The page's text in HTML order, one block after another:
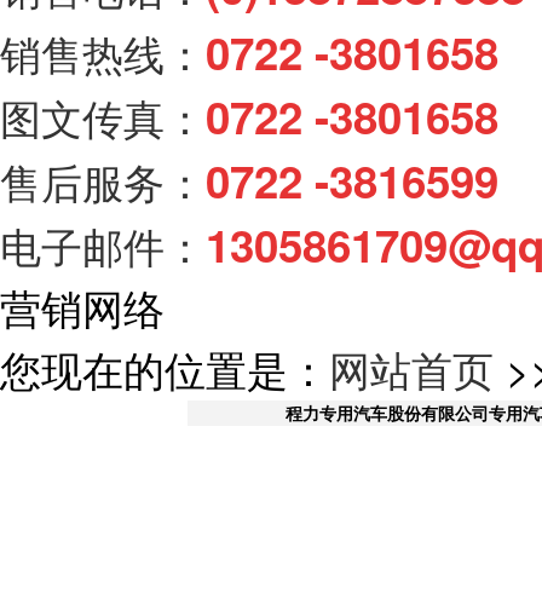
销售热线： 0722 -3801658
图文传真： 0722 -3801658
售后服务： 0722 -3816599
电子邮件：
营销网络
您现在的位置是： 网站首页
程力专用汽车股份有限公司专用